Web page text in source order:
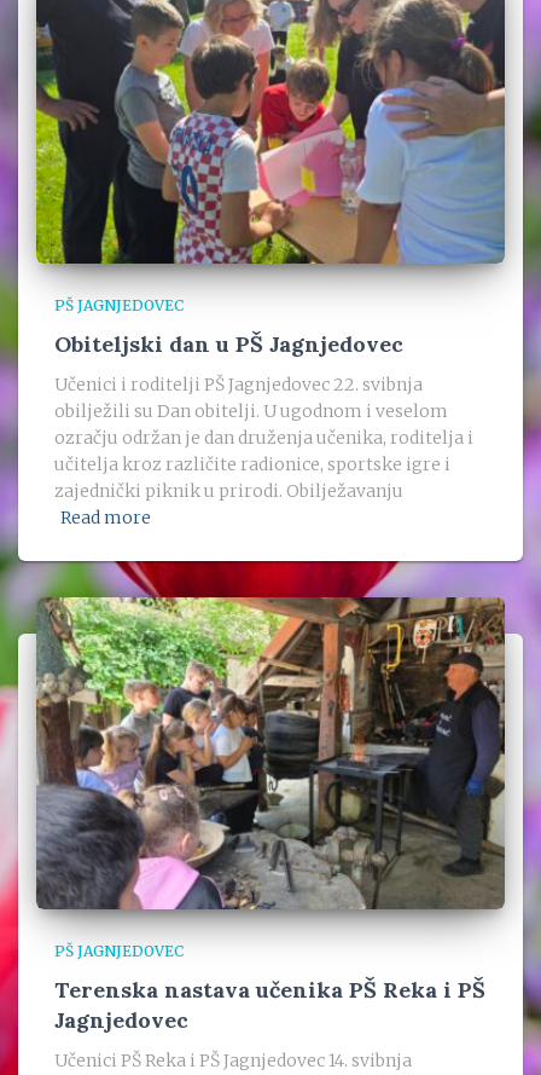
PŠ JAGNJEDOVEC
Obiteljski dan u PŠ Jagnjedovec
Učenici i roditelji PŠ Jagnjedovec 22. svibnja
obilježili su Dan obitelji. U ugodnom i veselom
ozračju održan je dan druženja učenika, roditelja i
učitelja kroz različite radionice, sportske igre i
zajednički piknik u prirodi. Obilježavanju
Read more
PŠ JAGNJEDOVEC
Terenska nastava učenika PŠ Reka i PŠ
Jagnjedovec
Učenici PŠ Reka i PŠ Jagnjedovec 14. svibnja